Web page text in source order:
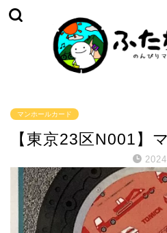
マンホールカード
【東京23区N001】